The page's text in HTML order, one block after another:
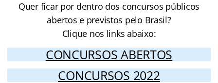
Quer ficar por dentro dos concursos públicos
abertos e previstos pelo Brasil?
Clique nos links abaixo:
CONCURSOS ABERTOS
CONCURSOS 2022